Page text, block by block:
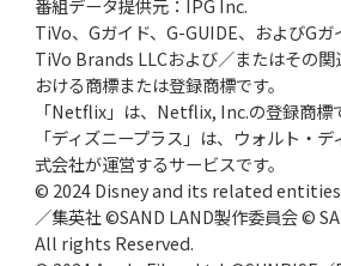
番組データ提供元：IPG Inc.
TiVo、Gガイド、G-GUIDE、およびG
TiVo Brands LLCおよび／またはその関
おける商標または登録商標です。
「Netflix」は、Netflix, Inc.の登録商標
「ディズニープラス」は、ウォルト・
式会社が運営するサービスです。
© 2024 Disney and its related entities
／集英社 ©SAND LAND製作委員会 ©
All rights Reserved.